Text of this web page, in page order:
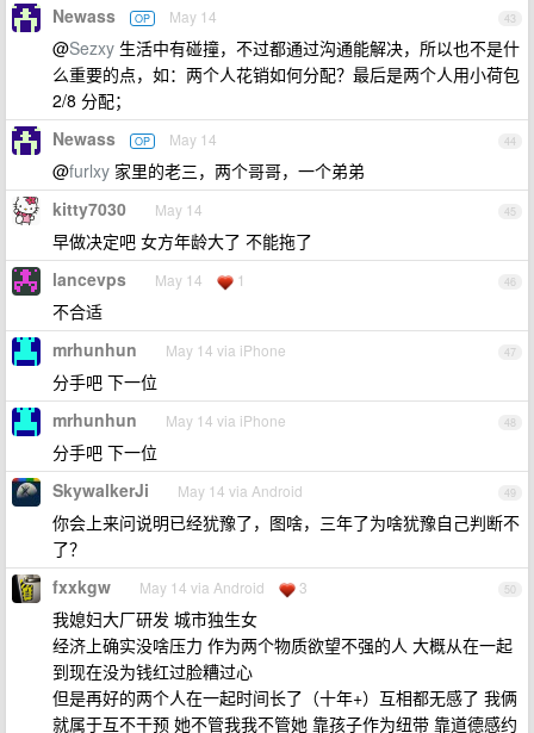
43
Newass OP May 14
@Sezxy 生活中有碰撞，不过都通过沟通能解决，所以也不是什
么重要的点，如：两个人花销如何分配？最后是两个人用小荷包
2/8 分配；
44
Newass OP May 14
@furlxy 家里的老三，两个哥哥，一个弟弟
45
kitty7030 May 14
早做决定吧 女方年龄大了 不能拖了
46
lancevps May 14 1
不合适
47
mrhunhun May 14 via iPhone
分手吧 下一位
48
mrhunhun May 14 via iPhone
分手吧 下一位
49
SkywalkerJi May 14 via Android
你会上来问说明已经犹豫了，图啥，三年了为啥犹豫自己判断不
了？
50
fxxkgw May 14 via Android 3
我媳妇大厂研发 城市独生女
经济上确实没啥压力 作为两个物质欲望不强的人 大概从在一起
到现在没为钱红过脸糟过心
但是再好的两个人在一起时间长了（十年+）互相都无感了 我俩
就属于互不干预 她不管我我不管她 靠孩子作为纽带 靠道德感约